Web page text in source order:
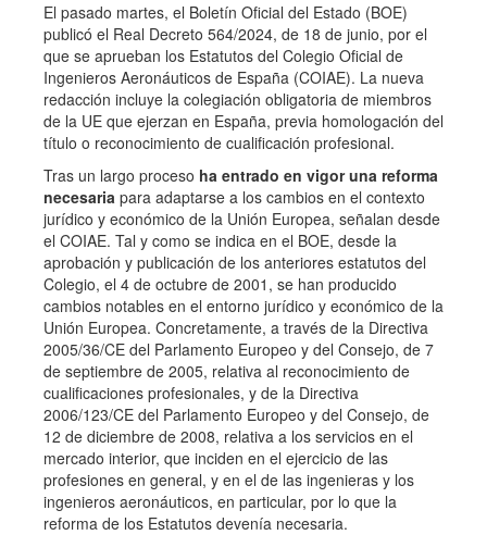
El pasado martes, el Boletín Oficial del Estado (BOE)
publicó el Real Decreto 564/2024, de 18 de junio, por el
que se aprueban los Estatutos del Colegio Oficial de
Ingenieros Aeronáuticos de España (COIAE). La nueva
redacción incluye la colegiación obligatoria de miembros
de la UE que ejerzan en España, previa homologación del
título o reconocimiento de cualificación profesional.
Tras un largo proceso ha entrado en vigor una reforma
necesaria para adaptarse a los cambios en el contexto
jurídico y económico de la Unión Europea, señalan desde
el COIAE. Tal y como se indica en el BOE, desde la
aprobación y publicación de los anteriores estatutos del
Colegio, el 4 de octubre de 2001, se han producido
cambios notables en el entorno jurídico y económico de la
Unión Europea. Concretamente, a través de la Directiva
2005/36/CE del Parlamento Europeo y del Consejo, de 7
de septiembre de 2005, relativa al reconocimiento de
cualificaciones profesionales, y de la Directiva
2006/123/CE del Parlamento Europeo y del Consejo, de
12 de diciembre de 2008, relativa a los servicios en el
mercado interior, que inciden en el ejercicio de las
profesiones en general, y en el de las ingenieras y los
ingenieros aeronáuticos, en particular, por lo que la
reforma de los Estatutos devenía necesaria.